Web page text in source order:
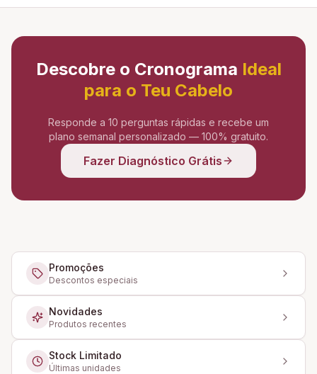
Descobre o Cronograma Ideal
para o Teu Cabelo
Responde a 10 perguntas rápidas e recebe um
plano semanal personalizado — 100% gratuito.
Fazer Diagnóstico Grátis
Promoções
Descontos especiais
Novidades
Produtos recentes
Stock Limitado
Últimas unidades